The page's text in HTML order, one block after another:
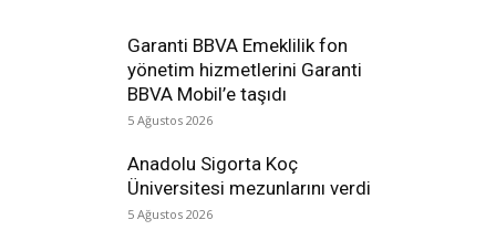
Garanti BBVA Emeklilik fon
yönetim hizmetlerini Garanti
BBVA Mobil’e taşıdı
5 Ağustos 2026
Anadolu Sigorta Koç
Üniversitesi mezunlarını verdi
5 Ağustos 2026